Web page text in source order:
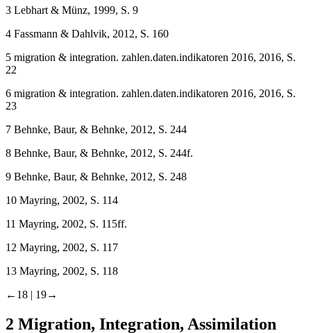
3 Lebhart & Münz, 1999, S. 9
4 Fassmann & Dahlvik, 2012, S. 160
5 migration & integration. zahlen.daten.indikatoren 2016, 2016, S.
22
6 migration & integration. zahlen.daten.indikatoren 2016, 2016, S.
23
7 Behnke, Baur, & Behnke, 2012, S. 244
8 Behnke, Baur, & Behnke, 2012, S. 244f.
9 Behnke, Baur, & Behnke, 2012, S. 248
10 Mayring, 2002, S. 114
11 Mayring, 2002, S. 115ff.
12 Mayring, 2002, S. 117
13 Mayring, 2002, S. 118
←18 | 19→
2 Migration, Integration, Assimilation